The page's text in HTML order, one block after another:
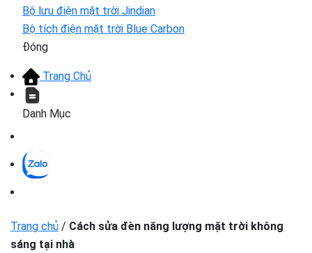
Bộ lưu điện mặt trời Jindian
Bộ tích điện mặt trời Blue Carbon
Đóng
Trang Chủ
Danh Mục
Trang chủ / Cách sửa đèn năng lượng mặt trời không
sáng tại nhà